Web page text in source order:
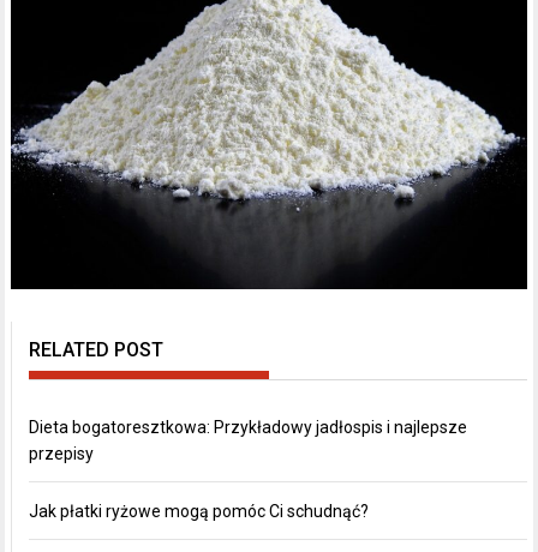
RELATED POST
Dieta bogatoresztkowa: Przykładowy jadłospis i najlepsze
przepisy
Jak płatki ryżowe mogą pomóc Ci schudnąć?